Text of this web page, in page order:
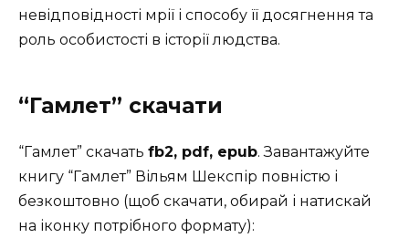
невідповідності мрії і способу її досягнення та
роль особистості в історії людства.
“Гамлет” скачати
“Гамлет” скачать fb2, pdf, epub. Завантажуйте
книгу “Гамлет” Вільям Шекспір повністю і
безкоштовно (щоб скачати, обирай і натискай
на іконку потрібного формату):